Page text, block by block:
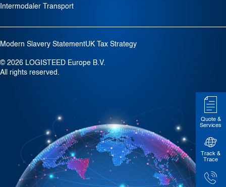
Intermodaler Transport
© 2026 LOGISTEED Europe B.V.
All rights reserved.
Modern Slavery StatementUK Tax Strategy
Quote &
Services
Track &
Trace